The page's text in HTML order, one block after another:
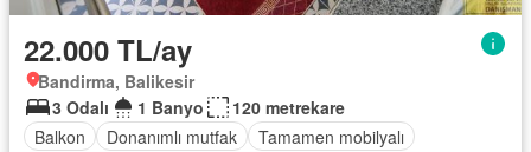
22.000 TL/ay
Bandirma, Balikesir
3 Odalı
1 Banyo
120 metrekare
Balkon
Donanımlı mutfak Tamamen mobilyalı